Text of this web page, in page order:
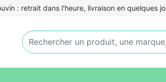
: retrait dans l'heure, livraison en quelques